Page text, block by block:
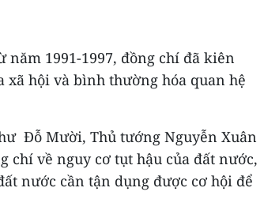
1991-1997, đồng chí đã kiên
hội và bình thường hóa quan hệ
Đỗ Mười, Thủ tướng Nguyễn Xuân
chí về nguy cơ tụt hậu của đất nước,
nước cần tận dụng được cơ hội để